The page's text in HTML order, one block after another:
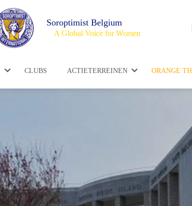
Soroptimist Belgium
A Global Voice for Women
CLUBS ACTIETERREINEN ORANGE